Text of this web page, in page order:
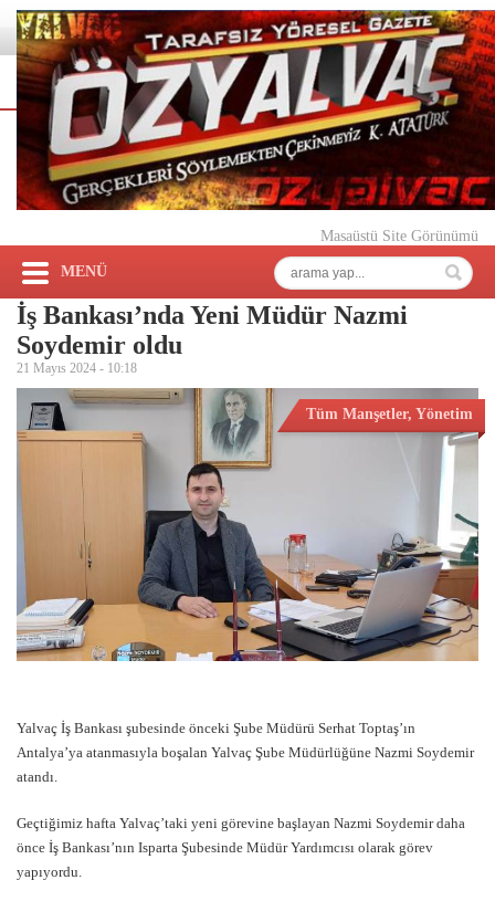
Masaüstü Site Görünümü
MENÜ
İş Bankası’nda Yeni Müdür Nazmi
Soydemir oldu
21 Mayıs 2024 - 10:18
Tüm Manşetler, Yönetim
Yalvaç İş Bankası şubesinde önceki Şube Müdürü Serhat Toptaş’ın
Antalya’ya atanmasıyla boşalan Yalvaç Şube Müdürlüğüne Nazmi Soydemir
atandı.
Geçtiğimiz hafta Yalvaç’taki yeni görevine başlayan Nazmi Soydemir daha
önce İş Bankası’nın Isparta Şubesinde Müdür Yardımcısı olarak görev
yapıyordu.